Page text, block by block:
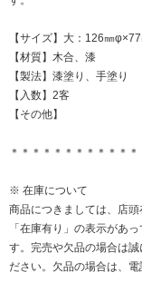
【サイズ】大：126㎜
【材質】木合、漆
【製法】漆塗り、手塗り
【入数】2客
【その他】
＊＊＊＊＊＊＊＊＊＊＊＊
※ 在庫について
商品につきましては、店頭
「在庫有り」の表示があ
す。完売や欠品の場合は
ださい。欠品の場合は、電